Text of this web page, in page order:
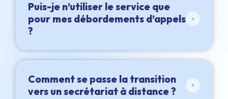
Puis-je n’utiliser le service que
pour mes débordements d’appels
?
Comment se passe la transition
vers un secrétariat à distance ?